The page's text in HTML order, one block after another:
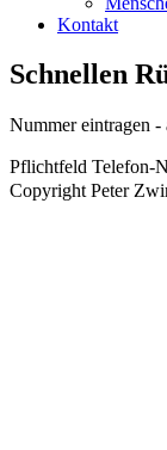
Kontakt
Schnellen
Nummer eintragen -
Pflichtfeld Telefon-
Copyright Peter